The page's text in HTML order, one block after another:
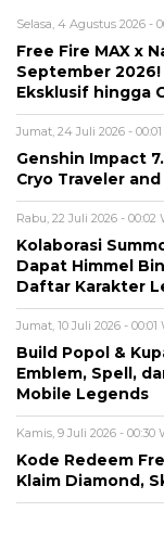
Selasa, 4 Agustus 2026 -
Free Fire MAX x
September 2026!
Eksklusif hingga
Jumat, 24 Juli 2026 -
Genshin Impact
Cryo Traveler
Rabu, 22 Juli 2026 - 00:02
Kolaborasi
Dapat Himmel
Daftar Karakter
Jumat, 10 Juli 2026 - 00:01
Build Popol &
Emblem, Spell,
Mobile Legends
Kamis, 9 Juli 2026 - 00:30
Kode Redeem
Klaim Diamond,